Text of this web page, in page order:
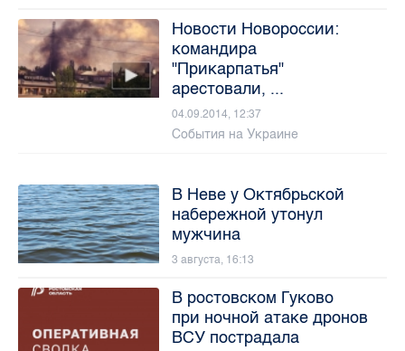
Новости Новороссии:
командира
"Прикарпатья"
арестовали, ...
04.09.2014, 12:37
События на Украине
В Неве у Октябрьской
набережной утонул
мужчина
3 августа, 16:13
В ростовском Гуково
при ночной атаке дронов
ВСУ пострадала